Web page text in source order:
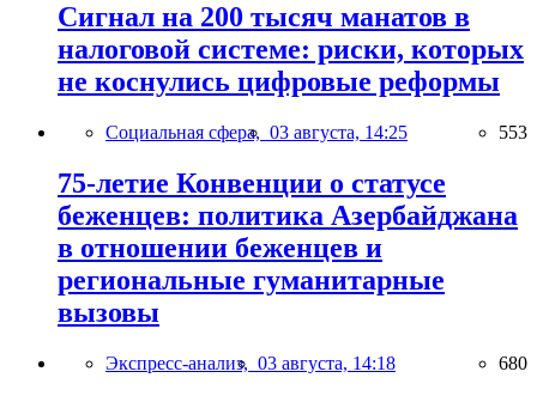
Сигнал на 200 тысяч манатов в
налоговой системе: риски, которых
не коснулись цифровые реформы
Социальная сфера, 03 августа, 14:25 553
75-летие Конвенции о статусе
беженцев: политика Азербайджана
в отношении беженцев и
региональные гуманитарные
вызовы
Экспресс-анализ, 03 августа, 14:18 680